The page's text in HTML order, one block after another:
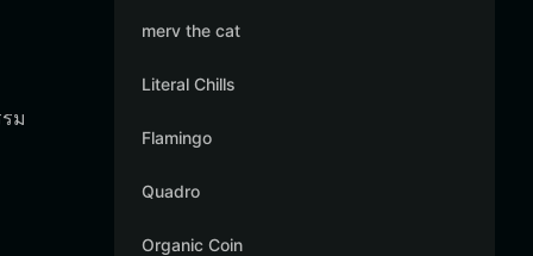
ม
merv the cat
Literal Chills
Flamingo
Quadro
Organic Coin